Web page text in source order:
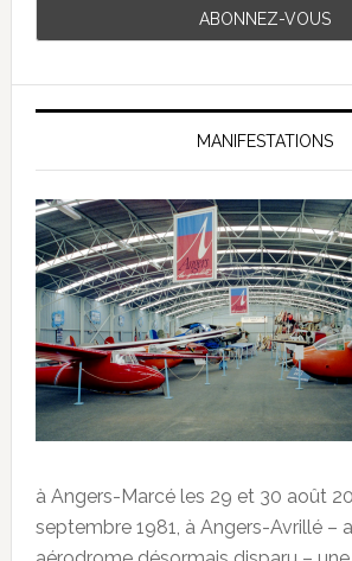
MANIFESTATIONS
à Angers-Marcé les 29 et 30 août
septembre 1981, à Angers-Avrillé –